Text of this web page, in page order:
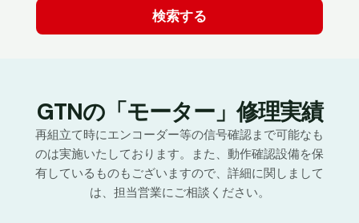
GTNの「モーター」修理実績
再組立て時にエンコーダー等の信号確認まで可能なも
のは実施いたしております。また、動作確認設備を保
有しているものもございますので、詳細に関しまして
は、担当営業にご相談ください。